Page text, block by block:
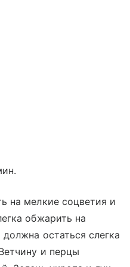
на мелкие соцветия и
обжарить на
остаться слегка
и перцы